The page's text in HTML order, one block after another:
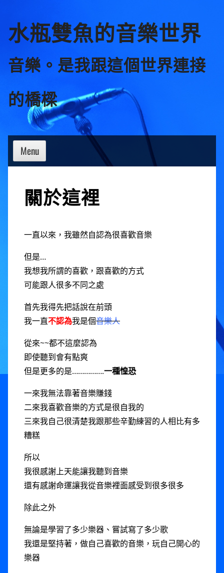
to
content
水瓶雙魚的音樂世界
音樂。是我跟這個世界連接
的橋樑
Menu
關於這裡
一直以來，我雖然自認為很喜歡音樂
但是…
我想我所謂的喜歡，跟喜歡的方式
可能跟人很多不同之處
首先我得先把話說在前頭
我一直不認為我是個音樂人
從來~~都不這麼認為
即使聽到會有點爽
但是更多的是…………….一種惶恐
一來我無法靠著音樂賺錢
二來我喜歡音樂的方式是很自我的
三來我自己很清楚我跟那些辛勤練習的人相比有多
糟糕
所以
我很感謝上天能讓我聽到音樂
還有感謝命運讓我從音樂裡面感受到很多很多
除此之外
無論是學習了多少樂器、嘗試寫了多少歌
我還是堅持著，做自己喜歡的音樂，玩自己開心的
樂器